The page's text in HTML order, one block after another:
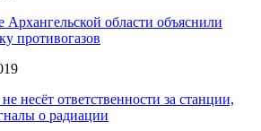
Архангельской области объяснили
противогазов
несёт ответственности за станции,
о радиации